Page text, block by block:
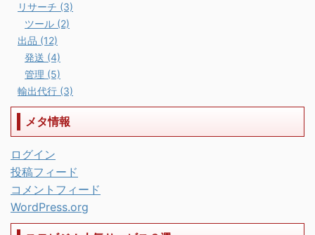
リサーチ (3)
ツール (2)
出品 (12)
発送 (4)
管理 (5)
輸出代行 (3)
メタ情報
ログイン
投稿フィード
コメントフィード
WordPress.org